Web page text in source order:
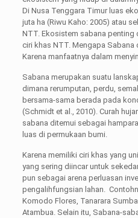
Di Nusa Tenggara Timur luas
juta ha (Riwu Kaho: 2005) atau
NTT. Ekosistem sabana penting
ciri khas NTT. Mengapa
Karena manfaatnya dalam
Sabana merupakan suatu
dimana rerumputan, perdu,
bersama-sama berada pada
(Schmidt et al., 2010). Curah
sabana ditemui sebagai
luas di permukaan bumi.
Karena memiliki ciri khas yang
yang sering diincar untuk
pun sebagai arena perluasan
pengalihfungsian lahan.
Komodo Flores, Tanarara
Atambua. Selain itu, Sabana-